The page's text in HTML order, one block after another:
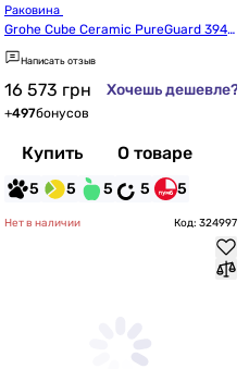
Grohe Cube Ceramic PureGuard 3948
100H
Написать отзыв
16 573 грн Хочешь дешевле?
+497бонусов
Купить О товаре
5 5 5 5 5
Нет в наличии Код: 324997